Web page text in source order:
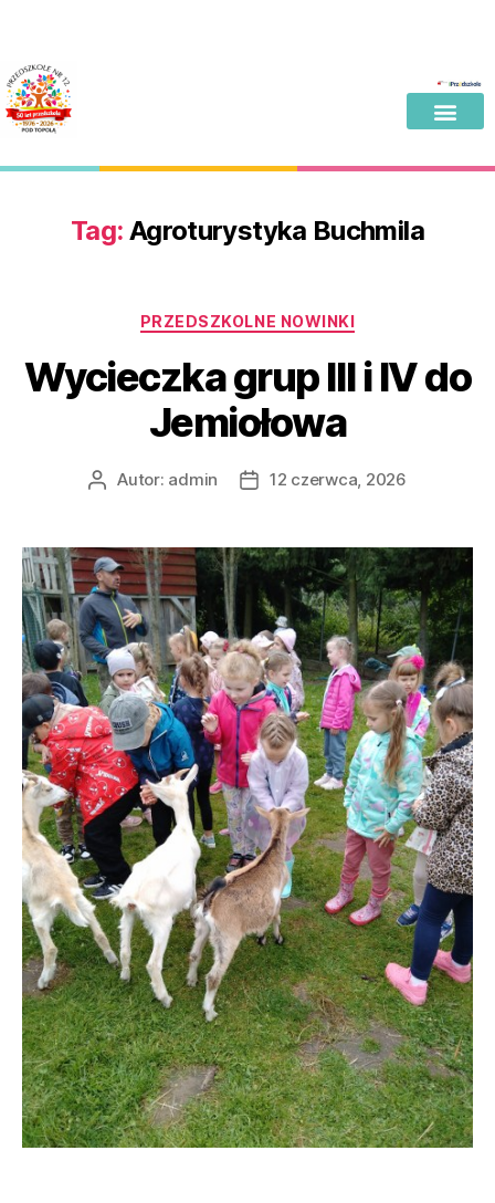
Tag: Agroturystyka Buchmila
PRZEDSZKOLNE NOWINKI
Wycieczka grup III i IV do
Jemiołowa
Autor: admin 12 czerwca, 2026